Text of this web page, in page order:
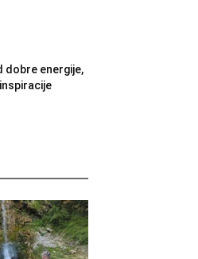
dobre energije,